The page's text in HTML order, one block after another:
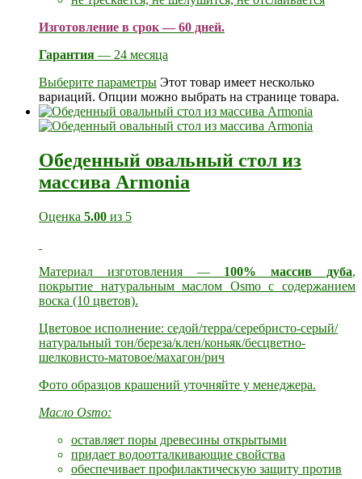
Изготовление в срок — 60 дней.
Гарантия — 24 месяца
Выберите параметры Этот товар имеет несколько
вариаций. Опции можно выбрать на странице товара.
Обеденный овальный стол из
массива Armonia
Оценка 5.00 из 5
Материал изготовления — 100% массив дуба,
покрытие натуральным маслом Osmo с содержанием
воска (10 цветов).
Цветовое исполнение: седой/терра/серебристо-серый/
натуральный тон/береза/клен/коньяк/бесцветно-
шелковисто-матовое/махагон/рич
Фото образцов крашений уточняйте у менеджера.
Масло Osmo:
оставляет поры древесины открытыми
придает водоотталкивающие свойства
обеспечивает профилактическую защиту против